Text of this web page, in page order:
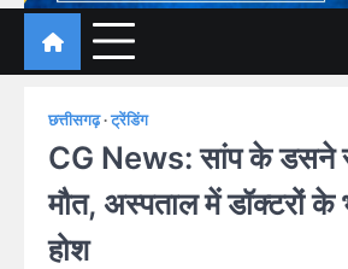
छत्तीसगढ़ ट्रेंडिंग
CG News: सांप के डसने
मौत, अस्पताल में डॉक्टरों के
होश